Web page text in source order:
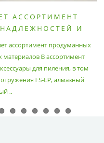
АССОРТИМЕНТ
И
ассортимент продуманных
В ассортимент
для пиления, в том
FS-EP, алмазный
..